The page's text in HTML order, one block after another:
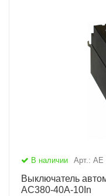
В наличии Арт.: АЕ
Выключатель
AC380-40А-10In